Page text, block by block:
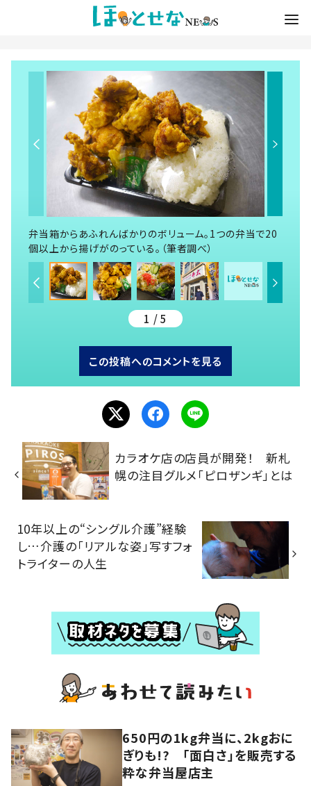
弁当箱からあふれんばかりのボリューム。1つの弁当で20
個以上から揚げがのっている。（筆者調べ）
1 / 5
この投稿へのコメントを見る
カラオケ店の店員が開発！ 新札
幌の注目グルメ「ピロザンギ」とは
10年以上の“シングル介護”経験
し…介護の「リアルな姿」写すフォ
トライターの人生
650円の1kg弁当に、2kgおに
ぎりも!? 「面白さ」を販売する
粋な弁当屋店主